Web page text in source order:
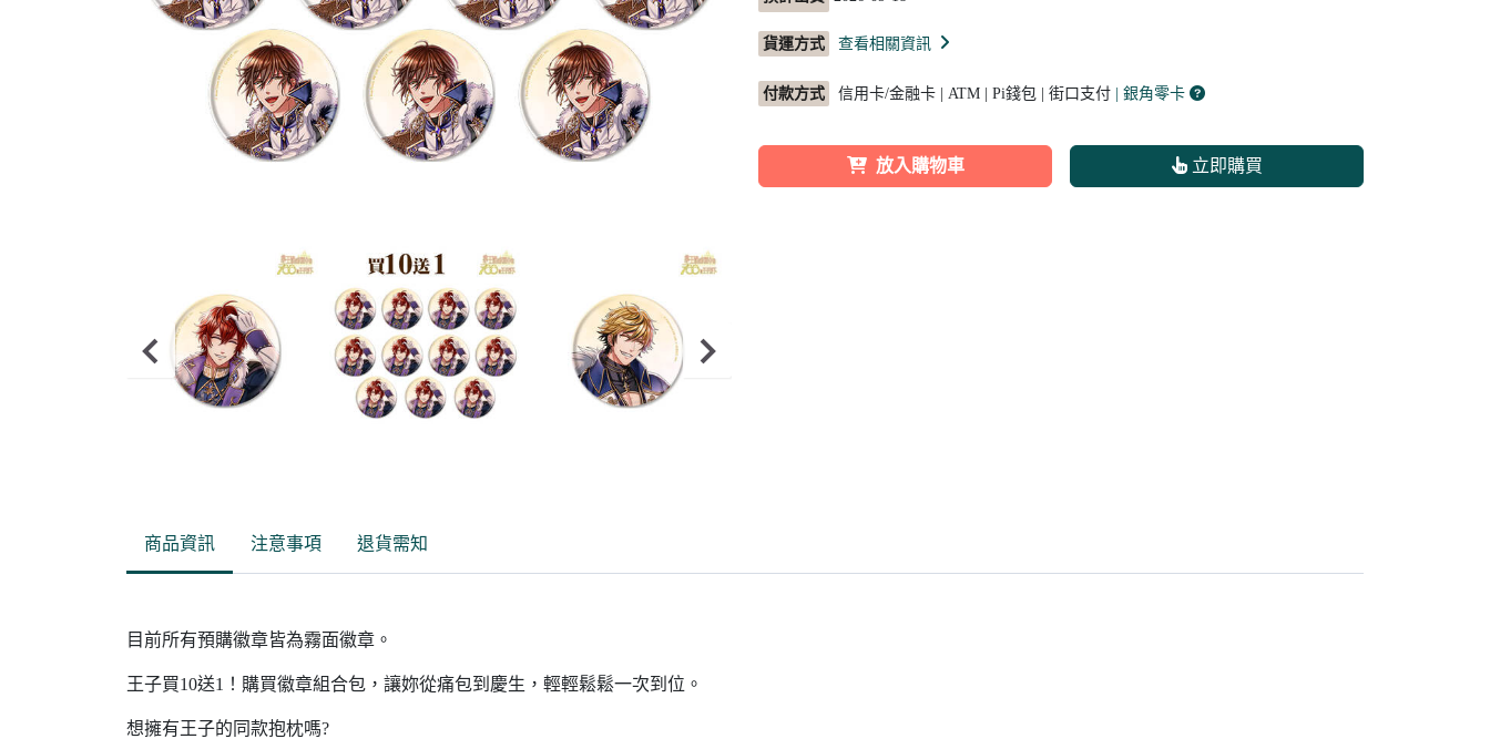
貨運方式 查看相關資訊
付款方式 信用卡/金融卡 | ATM | Pi錢包 | 街口支付 | 銀角零卡
放入購物車 立即購買
商品資訊 注意事項 退貨需知
目前所有預購徽章皆為霧面徽章。
王子買10送1！購買徽章組合包，讓妳從痛包到慶生，輕輕鬆鬆一次到位。
想擁有王子的同款抱枕嗎?